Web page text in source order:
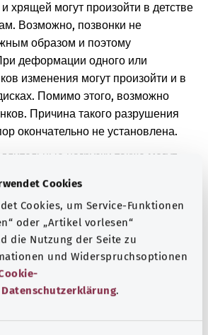
Cookies
Cookies, um Service-Funktionen
oder „Artikel vorlesen“
die Nutzung der Seite zu
und Widerspruchsoptionen
Datenschutzerklärung.
хрящей могут произойти в детстве
Возможно, позвонки не
образом и поэтому
деформации одного или
изменения могут произойти и в
Помимо этого, возможно
Причина такого разрушения
окончательно не установлена.
нагрузки также могут
межпозвоночные диски
амортизировать
При недостаточной амортизации
давление на позвонки может
Чтобы компенсировать
в верхней и нижней частях
заболевании могут образоваться